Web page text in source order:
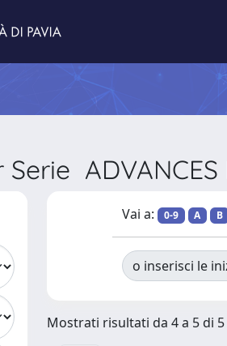
ADVANCES
Vai a: 0-9 A B
o inserisci le
Mostrati risultati da 4 a 5 di 5